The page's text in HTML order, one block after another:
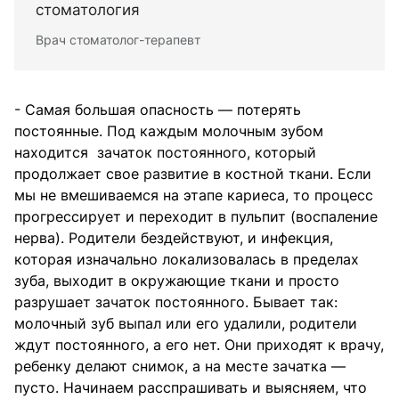
стоматология
Врач стоматолог-терапевт
- Самая большая опасность — потерять
постоянные. Под каждым молочным зубом
находится зачаток постоянного, который
продолжает свое развитие в костной ткани. Если
мы не вмешиваемся на этапе кариеса, то процесс
прогрессирует и переходит в пульпит (воспаление
нерва). Родители бездействуют, и инфекция,
которая изначально локализовалась в пределах
зуба, выходит в окружающие ткани и просто
разрушает зачаток постоянного. Бывает так:
молочный зуб выпал или его удалили, родители
ждут постоянного, а его нет. Они приходят к врачу,
ребенку делают снимок, а на месте зачатка —
пусто. Начинаем расспрашивать и выясняем, что